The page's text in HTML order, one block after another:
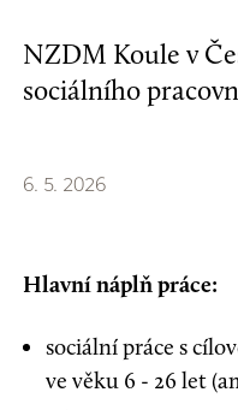
NZDM Koule v
sociálního
6. 5. 2026
Hlavní náplň práce:
sociální práce s
ve věku 6 - 26 let